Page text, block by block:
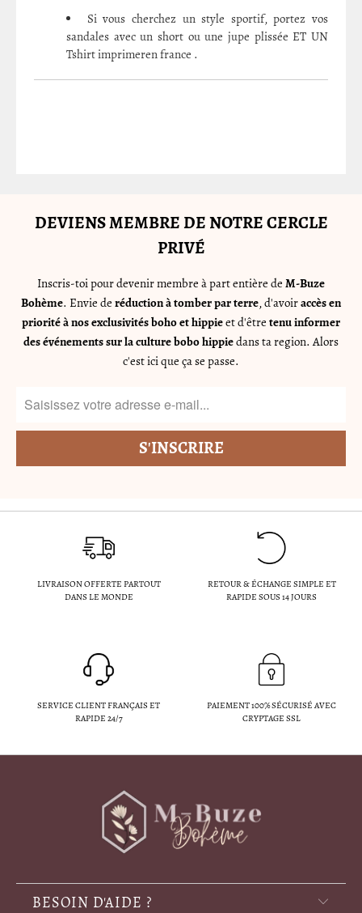
Si vous cherchez un style sportif, portez vos
sandales avec un short ou une jupe plissée ET UN
Tshirt imprimeren france .
DEVIENS MEMBRE DE NOTRE CERCLE
PRIVÉ
Inscris-toi pour devenir membre à part entière de M-Buze
Bohème. Envie de réduction à tomber par terre, d'avoiraccès en
priorité à nos exclusivités boho et hippieet d'être tenu informer
des événements sur la culture bobo hippiedans ta region. Alors
c'est ici que ça se passe.
LIVRAISON OFFERTE PARTOUT
DANS LE MONDE
RETOUR & ÉCHANGE SIMPLE ET
RAPIDE SOUS 14 JOURS
SERVICE CLIENT FRANÇAIS ET
RAPIDE 24/7
PAIEMENT 100% SÉCURISÉ AVEC
CRYPTAGE SSL
BESOIN D'AIDE ?